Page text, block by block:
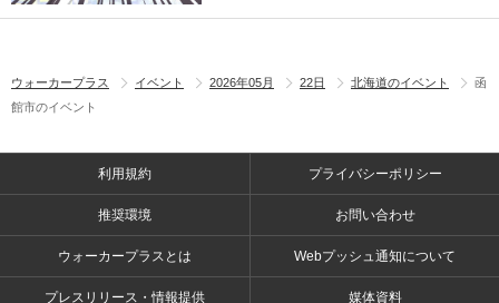
ウォーカープラス イベント 2026年05月 22日 北海道のイベント
函
館市のイベント
利用規約 プライバシーポリシー
推奨環境 お問い合わせ
ウォーカープラスとは Webプッシュ通知について
プレスリリース・情報提供 媒体資料